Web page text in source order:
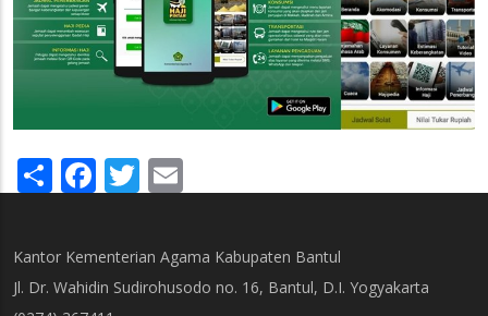
ShareFacebook
Twitter
Kantor Kementerian Agama Kabupaten Bantul
Jl. Dr. Wahidin Sudirohusodo no. 16, Bantul, D.I. Yogyakarta